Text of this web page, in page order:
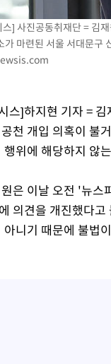
선임 논란' 대한축구협
] 사진공동취재단 = 김
가 마련된 서울 서대문구
스]하지현 기자 =
천 개입 의혹이 불
행위에 해당하지 않
은 이날 오전 '뉴
의견을 개진했다
아니기 때문에 불법